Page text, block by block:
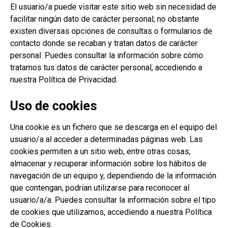
El usuario/a puede visitar este sitio web sin necesidad de
facilitar ningún dato de carácter personal; no obstante
existen diversas opciones de consultas o formularios de
contacto donde se recaban y tratan datos de carácter
personal. Puedes consultar la información sobre cómo
tratamos tus datos de carácter personal, accediendo a
nuestra Política de Privacidad.
Uso de cookies
Una cookie es un fichero que se descarga en el equipo del
usuario/a al acceder a determinadas páginas web. Las
cookies permiten a un sitio web, entre otras cosas,
almacenar y recuperar información sobre los hábitos de
navegación de un equipo y, dependiendo de la información
que contengan, podrían utilizarse para reconocer al
usuario/a/a. Puedes consultar la información sobre el tipo
de cookies que utilizamos, accediendo a nuestra Política
de Cookies.